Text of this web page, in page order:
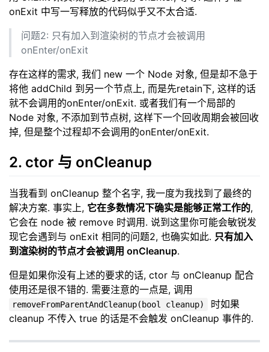
onExit 中写一写释放的代码似乎又不太合适.
问题2: 只有加入到渲染树的节点才会被调用
onEnter/onExit
存在这样的需求, 我们 new 一个 Node 对象, 但是却不急于
将他 addChild 到另一个节点上, 而是先retain下, 这样的话
就不会调用的onEnter/onExit. 或者我们有一个局部的
Node 对象, 不添加到节点树, 这样下一个回收周期会被回收
掉, 但是整个过程却不会调用的onEnter/onExit.
2. ctor 与 onCleanup
当我看到 onCleanup 整个名字, 我一度为我找到了最终的
解决方案. 事实上, 它在多数情况下确实是能够正常工作的,
它会在 node 被 remove 时调用. 说到这里你可能会敏锐发
现它会遇到与 onExit 相同的问题2, 也确实如此. 只有加入
到渲染树的节点才会被调用 onCleanup.
但是如果你没有上述的要求的话, ctor 与 onCleanup 配合
使用还是很不错的. 需要注意的一点是, 调用
removeFromParentAndCleanup(bool cleanup)
时如果
cleanup 不传入 true 的话是不会触发 onCleanup 事件的.